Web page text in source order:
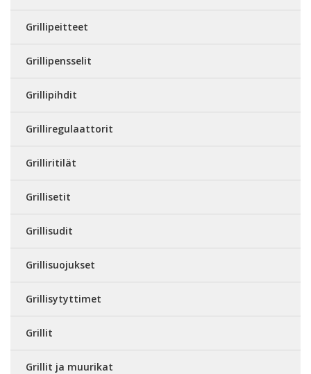
Grillipeitteet
Grillipensselit
Grillipihdit
Grilliregulaattorit
Grilliritilät
Grillisetit
Grillisudit
Grillisuojukset
Grillisytyttimet
Grillit
Grillit ja muurikat